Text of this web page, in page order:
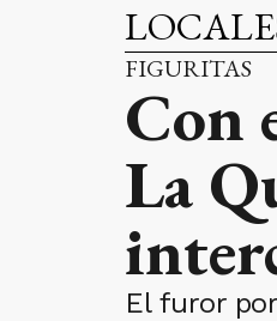
FIGURITAS
Con
La
El furor